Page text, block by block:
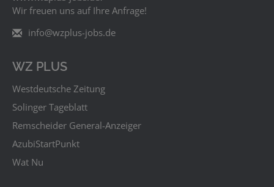
Wir freuen uns auf Ihre Anfrage!
info@wzplus-jobs.de
WZ PLUS
Westdeutsche Zeitung
Solinger Tageblatt
Remscheider General-Anzeiger
AzubiStartPunkt
Wat Nu